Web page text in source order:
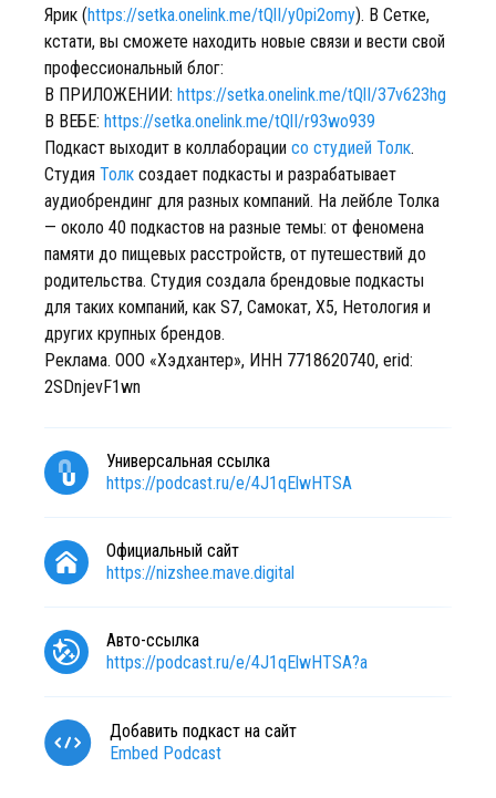
Ярик (https://setka.onelink.me/tQlI/y0pi2omy). В Сетке,
кстати, вы сможете находить новые связи и вести свой
профессиональный блог:
В ПРИЛОЖЕНИИ: https://setka.onelink.me/tQlI/37v623hg
В ВЕБЕ: https://setka.onelink.me/tQlI/r93wo939
Подкаст выходит в коллаборации со студией Толк.
Студия Толк создает подкасты и разрабатывает
аудиобрендинг для разных компаний. На лейбле Толка
— около 40 подкастов на разные темы: от феномена
памяти до пищевых расстройств, от путешествий до
родительства. Студия создала брендовые подкасты
для таких компаний, как S7, Самокат, X5, Нетология и
других крупных брендов.
Реклама. ООО «Хэдхантер», ИНН 7718620740, erid:
2SDnjevF1wn
Универсальная ссылка
https://podcast.ru/e/4J1qElwHTSA
Официальный сайт
https://nizshee.mave.digital
Авто-ссылка
https://podcast.ru/e/4J1qElwHTSA?a
Добавить подкаст на сайт
Embed Podcast